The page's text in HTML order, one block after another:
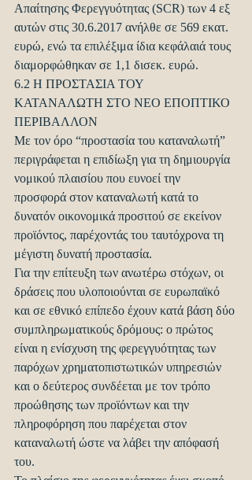
Απαίτησης Φερεγγυότητας (SCR) των 4 εξ
αυτών στις 30.6.2017 ανήλθε σε 569 εκατ.
ευρώ, ενώ τα επιλέξιμα ίδια κεφάλαιά τους
διαμορφώθηκαν σε 1,1 δισεκ. ευρώ.
6.2 Η ΠΡΟΣΤΑΣΙΑ ΤΟΥ
ΚΑΤΑΝΑΛΩΤΗ ΣΤΟ ΝΕΟ ΕΠΟΠΤΙΚΟ
ΠΕΡΙΒΑΛΛΟΝ
Mε τον όρο “προστασία του καταναλωτή”
περιγράφεται η επιδίωξη για τη δημιουργία
νομικού πλαισίου που ευνοεί την
προσφορά στον καταναλωτή κατά το
δυνατόν οικονομικά προσιτού σε εκείνον
προϊόντος, παρέχοντάς του ταυτόχρονα τη
μέγιστη δυνατή προστασία.
Για την επίτευξη των ανωτέρω στόχων, οι
δράσεις που υλοποιούνται σε ευρωπαϊκό
και σε εθνικό επίπεδο έχουν κατά βάση δύο
συμπληρωματικούς δρόμους: ο πρώτος
είναι η ενίσχυση της φερεγγυότητας των
παρόχων χρηματοπιστωτικών υπηρεσιών
και ο δεύτερος συνδέεται με τον τρόπο
προώθησης των προϊόντων και την
πληροφόρηση που παρέχεται στον
καταναλωτή ώστε να λάβει την απόφασή
του.